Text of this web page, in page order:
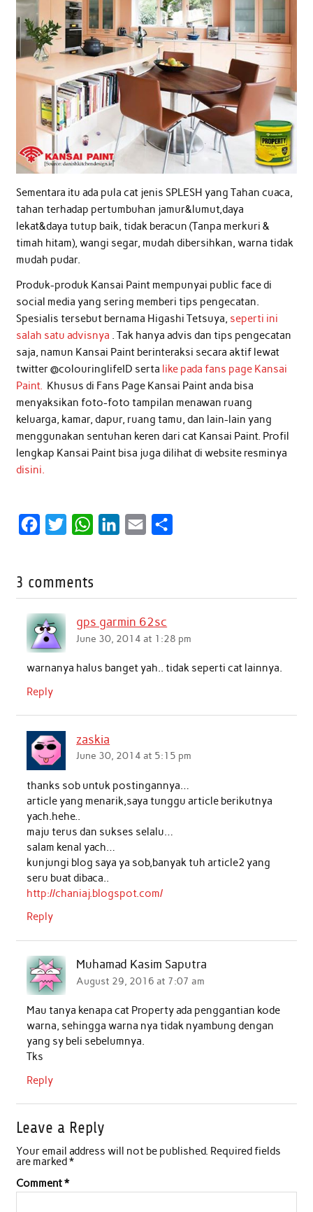
Sementara itu ada pula cat jenis SPLESH yang Tahan cuaca,
tahan terhadap pertumbuhan jamur&lumut,daya
lekat&daya tutup baik, tidak beracun (Tanpa merkuri &
timah hitam), wangi segar, mudah dibersihkan, warna tidak
mudah pudar.
Produk-produk Kansai Paint mempunyai public face di
social media yang sering memberi tips pengecatan.
Spesialis tersebut bernama Higashi Tetsuya, seperti ini
salah satu advisnya . Tak hanya advis dan tips pengecatan
saja, namun Kansai Paint berinteraksi secara aktif lewat
twitter @colouringlifeID serta like pada fans page Kansai
Paint. Khusus di Fans Page Kansai Paint anda bisa
menyaksikan foto-foto tampilan menawan ruang
keluarga, kamar, dapur, ruang tamu, dan lain-lain yang
menggunakan sentuhan keren dari cat Kansai Paint. Profil
lengkap Kansai Paint bisa juga dilihat di website resminya
disini.
e
o
o
k
t
W
t
A
p
d
n
3 comments
gps garmin 62sc
June 30, 2014 at 1:28 pm
warnanya halus banget yah.. tidak seperti cat lainnya.
Reply
zaskia
June 30, 2014 at 5:15 pm
thanks sob untuk postingannya…
article yang menarik,saya tunggu article berikutnya
yach.hehe..
maju terus dan sukses selalu…
salam kenal yach…
kunjungi blog saya ya sob,banyak tuh article2 yang
seru buat dibaca..
http://chaniaj.blogspot.com/
Reply
Muhamad Kasim Saputra
August 29, 2016 at 7:07 am
Mau tanya kenapa cat Property ada penggantian kode
warna, sehingga warna nya tidak nyambung dengan
yang sy beli sebelumnya.
Tks
Reply
Leave a Reply
Your email address will not be published. Required fields
are marked *
Comment*